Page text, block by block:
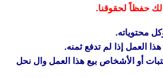
حفظاً لحقوقنا.
محتوياته.
العمل إذا لم تدفع ثمنه.
أو الأشخاص بيع هذا العمل وال نحل